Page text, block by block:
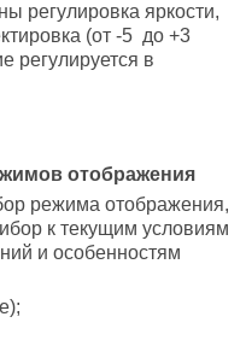
регулировка яркости,
(от -5 до +3
регулируется в
отображения
режима отображения,
к текущим условиям
и особенностям